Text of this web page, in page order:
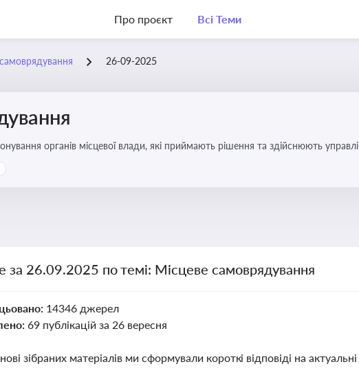
Про проєкт Всі Теми
26-09-2025
органів місцевої влади, які приймають рішення та здійснюють
за 26.09.2025 по темі: Місцеве самоврядування
14346 джерел
69 публікацій за 26 вересня
зібраних матеріалів ми сформували короткі відповіді на